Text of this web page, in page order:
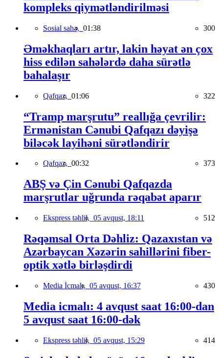
kompleks qiymətləndirilməsi
Sosial sahə, 01:38 300
Əməkhaqları artır, lakin həyat ən çox
hiss edilən sahələrdə daha sürətlə
bahalaşır
Qafqaz, 01:06 322
“Tramp marşrutu” reallığa çevrilir:
Ermənistan Cənubi Qafqazı dəyişə
biləcək layihəni sürətləndirir
Qafqaz, 00:32 373
ABŞ və Çin Cənubi Qafqazda
marşrutlar uğrunda rəqabət aparır
Ekspress təhlil, 05 avqust, 18:11 512
Rəqəmsal Orta Dəhliz: Qazaxıstan və
Azərbaycan Xəzərin sahillərini fiber-
optik xətlə birləşdirdi
Media İcmalı, 05 avqust, 16:37 430
Media icmalı: 4 avqust saat 16:00-dan
5 avqust saat 16:00-dək
Ekspress təhlil, 05 avqust, 15:29 414